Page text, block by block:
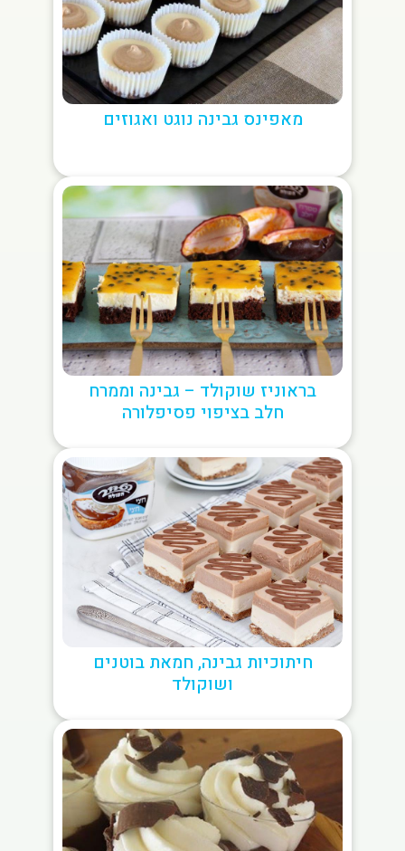
מאפינס גבינה נוגט ואגוזים
בראוניז שוקולד – גבינה וממרח
חלב בציפוי פסיפלורה
חיתוכיות גבינה, חמאת בוטנים
ושוקולד